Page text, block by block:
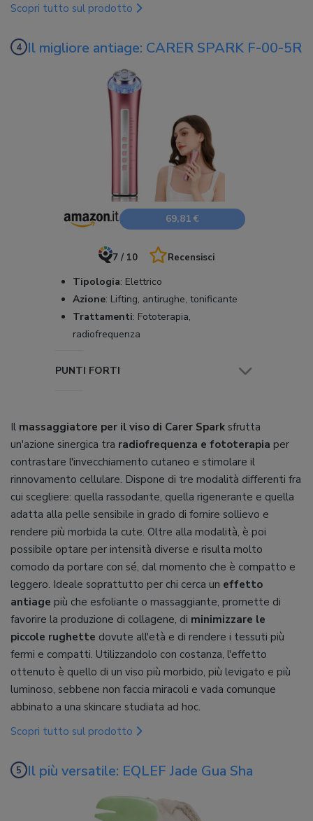
Scopri tutto sul prodotto
Il migliore antiage: CARER SPARK F-00-5R
69,81 €
7 / 10 Recensisci
Tipologia: Elettrico
Azione: Lifting, antirughe, tonificante
Trattamenti: Fototerapia,
radiofrequenza
PUNTI FORTI
Il massaggiatore per il viso di Carer Spark sfrutta
un'azione sinergica tra radiofrequenza e fototerapia per
contrastare l'invecchiamento cutaneo e stimolare il
rinnovamento cellulare. Dispone di tre modalità differenti fra
cui scegliere: quella rassodante, quella rigenerante e quella
adatta alla pelle sensibile in grado di fornire sollievo e
rendere più morbida la cute. Oltre alla modalità, è poi
possibile optare per intensità diverse e risulta molto
comodo da portare con sé, dal momento che è compatto e
leggero. Ideale soprattutto per chi cerca un effetto
antiage più che esfoliante o massaggiante, promette di
favorire la produzione di collagene, di minimizzare le
piccole rughette dovute all'età e di rendere i tessuti più
fermi e compatti. Utilizzandolo con costanza, l'effetto
ottenuto è quello di un viso più morbido, più levigato e più
luminoso, sebbene non faccia miracoli e vada comunque
abbinato a una skincare studiata ad hoc.
Scopri tutto sul prodotto
Il più versatile: EQLEF Jade Gua Sha